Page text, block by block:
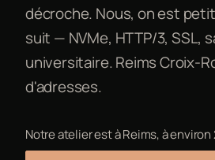
décroche. Nous, on est
suit — NVMe, HTTP/3, SSL,
universitaire. Reims Croix-
d'adresses.
Notre atelier est à Reims, à